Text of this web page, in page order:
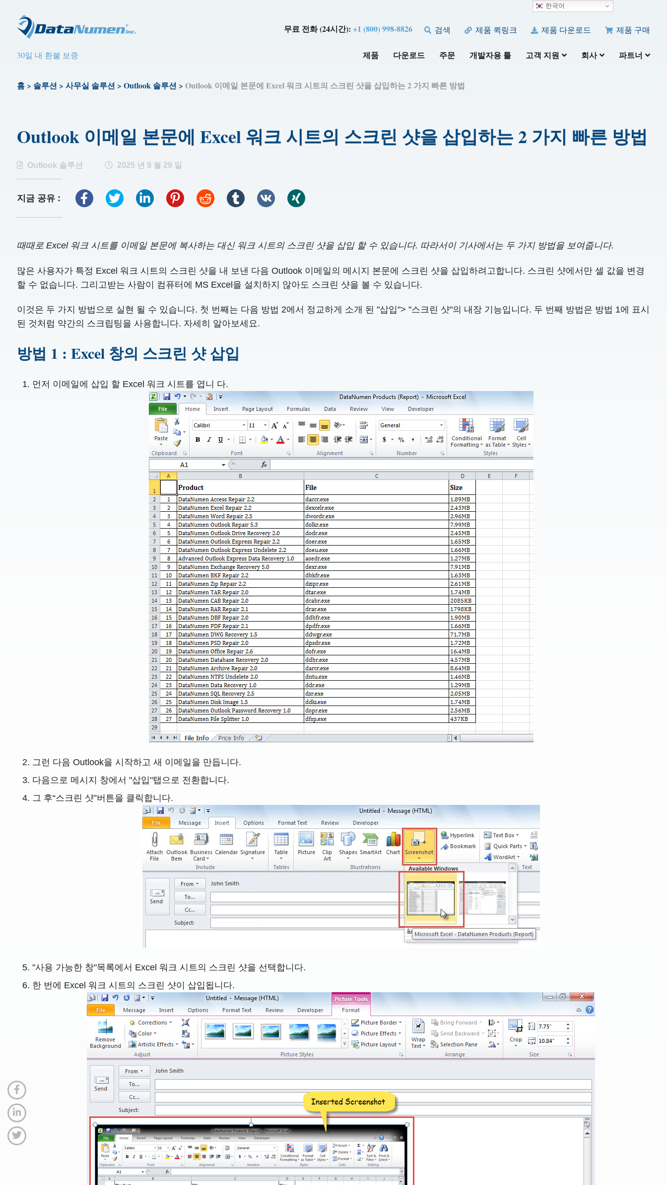
무료 전화 (24시간):+1 (800) 998-8826 검색 제품 퀵링크 제품 다운로드 제품 구매
30일 내 환불 보증 제품 다운로드 주문 개발자용 툴 고객 지원 회사 파트너
홈> 솔루션 > 사무실 솔루션 > Outlook 솔루션 > Outlook 이메일 본문에 Excel 워크 시트의 스크린 샷을 삽입하는 2 가지 빠른 방법
Outlook 이메일 본문에 Excel 워크 시트의 스크린 샷을 삽입하는 2 가지 빠른 방법
Outlook 솔루션 2025 년 9 월 29 일
지금 공유 :
때때로 Excel 워크 시트를 이메일 본문에 복사하는 대신 워크 시트의 스크린 샷을 삽입 할 수 있습니다. 따라서이 기사에서는 두 가지 방법을 보여줍니다.
많은 사용자가 특정 Excel 워크 시트의 스크린 샷을 내 보낸 다음 Outlook 이메일의 메시지 본문에 스크린 샷을 삽입하려고합니다. 스크린 샷에서만 셀 값을 변경
할 수 없습니다. 그리고받는 사람이 컴퓨터에 MS Excel을 설치하지 않아도 스크린 샷을 볼 수 있습니다.
이것은 두 가지 방법으로 실현 될 수 있습니다. 첫 번째는 다음 방법 2에서 정교하게 소개 된 "삽입"> "스크린 샷"의 내장 기능입니다. 두 번째 방법은 방법 1에 표시
된 것처럼 약간의 스크립팅을 사용합니다. 자세히 알아보세요.
방법 1 : Excel 창의 스크린 샷 삽입
먼저 이메일에 삽입 할 Excel 워크 시트를 엽니 다.
그런 다음 Outlook을 시작하고 새 이메일을 만듭니다.
다음으로 메시지 창에서 "삽입"탭으로 전환합니다.
그 후“스크린 샷”버튼을 클릭합니다.
"사용 가능한 창"목록에서 Excel 워크 시트의 스크린 샷을 선택합니다.
한 번에 Excel 워크 시트의 스크린 샷이 삽입됩니다.
한국어